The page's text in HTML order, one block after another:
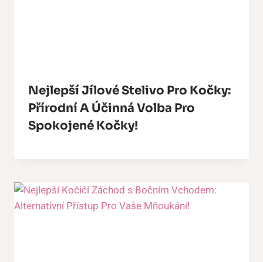
Nejlepší Jílové Stelivo Pro Kočky:
Přírodní A Účinná Volba Pro
Spokojené Kočky!